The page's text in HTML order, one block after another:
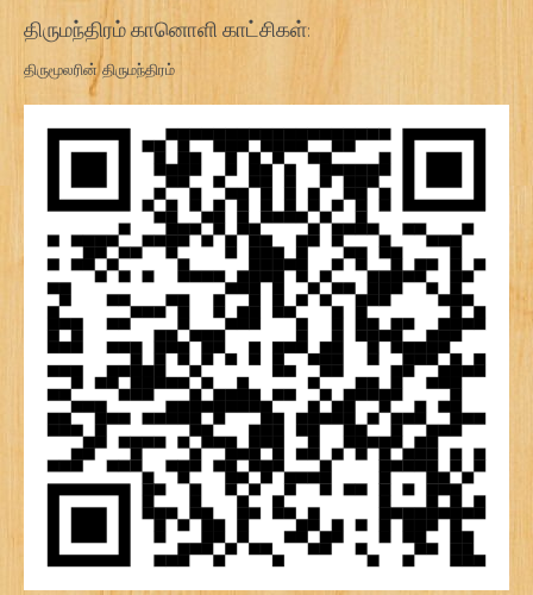
திருமந்திரம் கானொளி காட்சிகள்:
திருமூலரின் திருமந்திரம்